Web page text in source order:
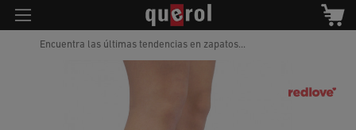
Encuentra las últimas tendencias en zapatos...